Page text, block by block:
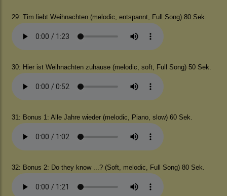
29: Tim liebt Weihnachten (melodic, entspannt, Full Song) 80 Sek.
30: Hier ist Weihnachten zuhause (melodic, soft, Full Song) 50 Sek.
31: Bonus 1: Alle Jahre wieder (melodic, Piano, slow) 60 Sek.
32: Bonus 2: Do they know ...? (Soft, melodic, Full Song) 80 Sek.